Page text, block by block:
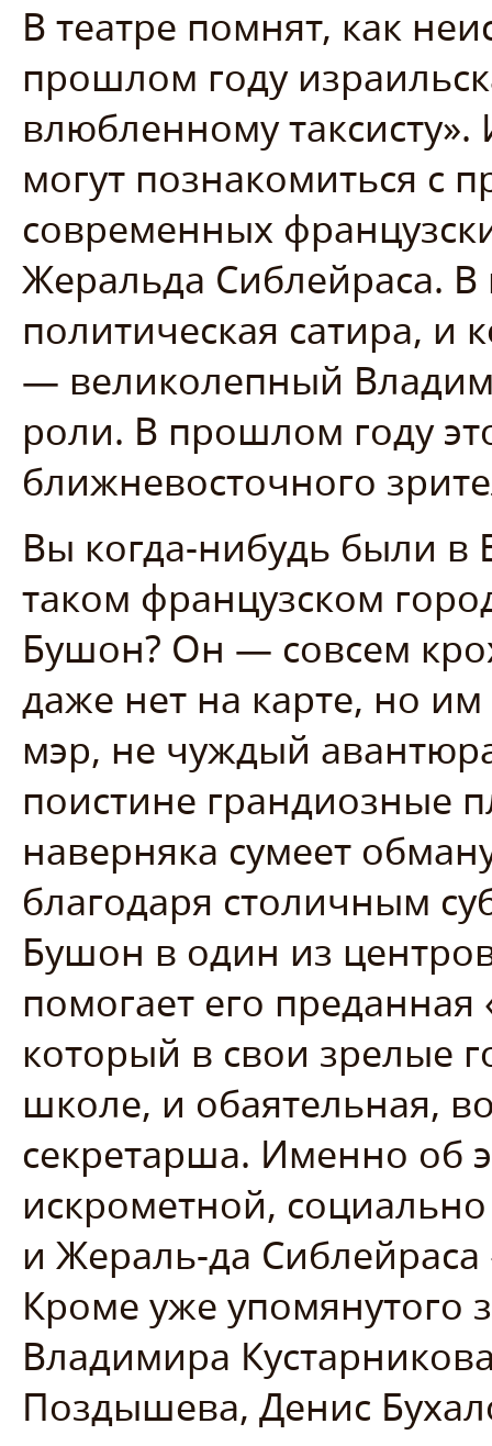
В театре помнят, как
прошлом году
влюбленному таксисту».
могут познакомиться с
современных
Жеральда Сиблейраса.
политическая сатира,
— великолепный
роли. В прошлом году
ближневосточного
Вы когда-нибудь были
таком французском
Бушон? Он — совсем
даже нет на карте, но
мэр, не чуждый
поистине грандиозные
наверняка сумеет
благодаря столичным
Бушон в один из
помогает его
который в свои зрелые
школе, и обаятельная,
секретарша. Именно об
искрометной,
и Жераль-да Сиблейраса
Кроме уже упомянутого
Владимира
Поздышева, Денис